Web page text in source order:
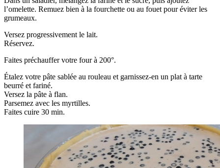
l’omelette. Remuez bien à la fourchette ou au fouet pour éviter les
grumeaux.
Versez progressivement le lait.
Réservez.
Faites préchauffer votre four à 200°.
Étalez votre pâte sablée au rouleau et garnissez-en un plat à tarte
beurré et fariné.
Versez la pâte à flan.
Parsemez avec les myrtilles.
Faites cuire 30 min.